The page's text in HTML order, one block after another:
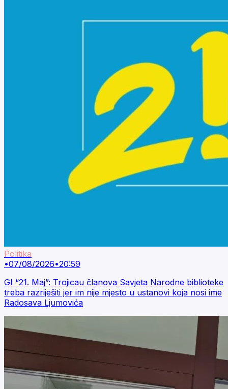
Politika
•07/08/2026•20:59
GI “21. Maj”: Trojicau članova Savjeta Narodne biblioteke
treba razriješiti jer im nije mjesto u ustanovi koja nosi ime
Radosava Ljumovića